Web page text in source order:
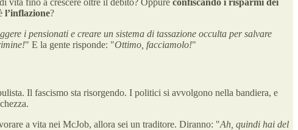
vita fino a crescere oltre il debito? Oppure confiscando i risparmi dei
l’inflazione?
i pensionati e creare un sistema di tassazione occulta per salvare
" E la gente risponde: "Ottimo, facciamolo!"
Il fascismo sta risorgendo. I politici si avvolgono nella bandiera, e
a vita nei McJob, allora sei un traditore. Diranno: "Ah, quindi hai del